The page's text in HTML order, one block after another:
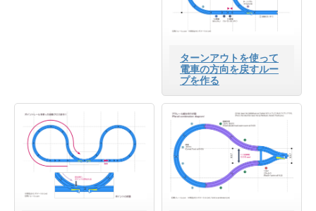
ターンアウトを使って
電車の方向を戻すルー
プを作る